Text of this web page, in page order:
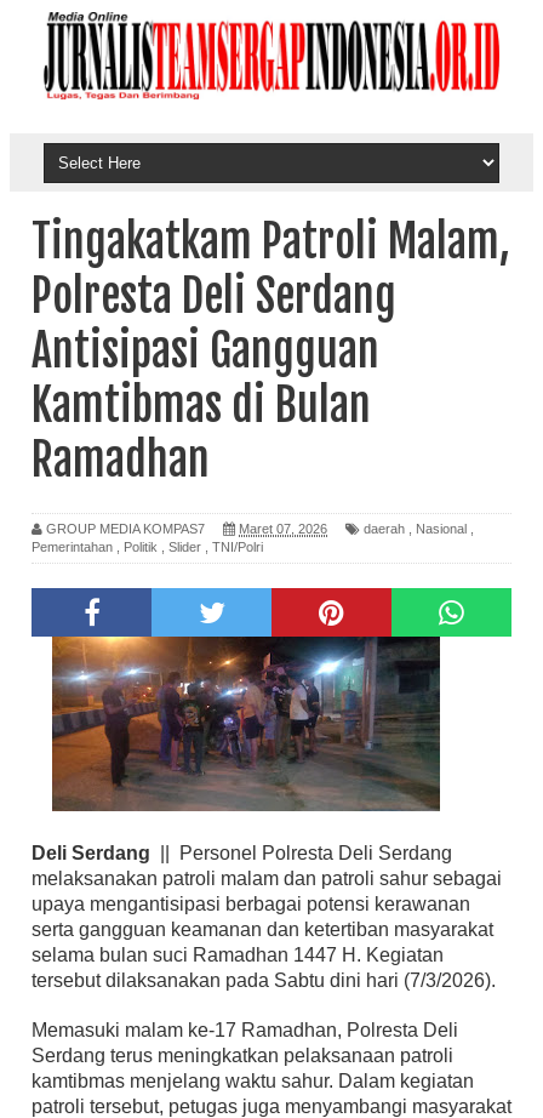
Tingakatkam Patroli Malam,
Polresta Deli Serdang
Antisipasi Gangguan
Kamtibmas di Bulan
Ramadhan
GROUP MEDIA KOMPAS7 Maret 07, 2026 daerah Nasional
Pemerintahan
Politik Slider TNI/Polri
Deli Serdang || Personel Polresta Deli Serdang
melaksanakan patroli malam dan patroli sahur sebagai
upaya mengantisipasi berbagai potensi kerawanan
serta gangguan keamanan dan ketertiban masyarakat
selama bulan suci Ramadhan 1447 H. Kegiatan
tersebut dilaksanakan pada Sabtu dini hari (7/3/2026).
Memasuki malam ke-17 Ramadhan, Polresta Deli
Serdang terus meningkatkan pelaksanaan patroli
kamtibmas menjelang waktu sahur. Dalam kegiatan
patroli tersebut, petugas juga menyambangi masyarakat